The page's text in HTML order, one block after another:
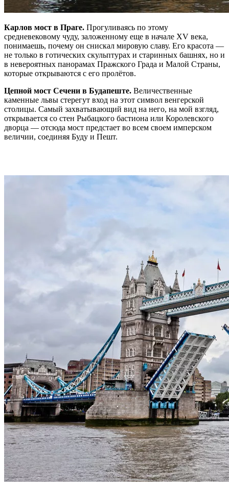
Карлов мост в Праге. Прогуливаясь по этому
средневековому чуду, заложенному еще в начале XV века,
понимаешь, почему он снискал мировую славу. Его красота —
не только в готических скульптурах и старинных башнях, но и
в невероятных панорамах Пражского Града и Малой Страны,
которые открываются с его пролётов.
Цепной мост Сечени в Будапеште. Величественные
каменные львы стерегут вход на этот символ венгерской
столицы. Самый захватывающий вид на него, на мой взгляд,
открывается со стен Рыбацкого бастиона или Королевского
дворца — отсюда мост предстает во всем своем имперском
величии, соединяя Буду и Пешт.